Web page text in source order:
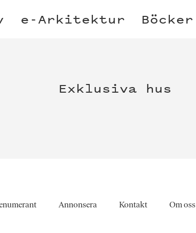
e-Arkitektur Böcker
Exklusiva hus
Annonsera Kontakt Om oss